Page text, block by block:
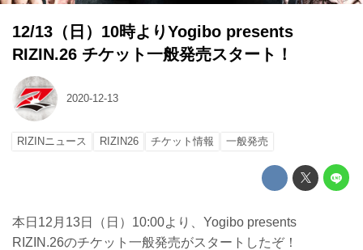
12/13（日）10時よりYogibo presents
RIZIN.26 チケット一般発売スタート！
2020-12-13
RIZINニュース RIZIN26 チケット情報 一般発売
本日12月13日（日）10:00より、Yogibo presents
RIZIN.26のチケット一般発売がスタートしたぞ！